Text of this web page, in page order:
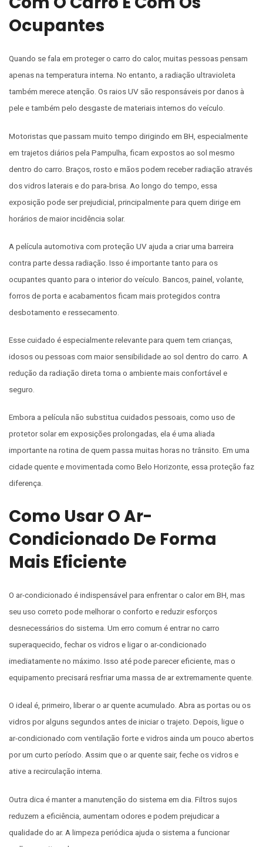
Ocupantes
Quando se fala em proteger o carro do calor, muitas pessoas pensam
apenas na temperatura interna. No entanto, a radiação ultravioleta
também merece atenção. Os raios UV são responsáveis por danos à
pele e também pelo desgaste de materiais internos do veículo.
Motoristas que passam muito tempo dirigindo em BH, especialmente
em trajetos diários pela Pampulha, ficam expostos ao sol mesmo
dentro do carro. Braços, rosto e mãos podem receber radiação através
dos vidros laterais e do para-brisa. Ao longo do tempo, essa
exposição pode ser prejudicial, principalmente para quem dirige em
horários de maior incidência solar.
A película automotiva com proteção UV ajuda a criar uma barreira
contra parte dessa radiação. Isso é importante tanto para os
ocupantes quanto para o interior do veículo. Bancos, painel, volante,
forros de porta e acabamentos ficam mais protegidos contra
desbotamento e ressecamento.
Esse cuidado é especialmente relevante para quem tem crianças,
idosos ou pessoas com maior sensibilidade ao sol dentro do carro. A
redução da radiação direta torna o ambiente mais confortável e
seguro.
Embora a película não substitua cuidados pessoais, como uso de
protetor solar em exposições prolongadas, ela é uma aliada
importante na rotina de quem passa muitas horas no trânsito. Em uma
cidade quente e movimentada como Belo Horizonte, essa proteção faz
diferença.
Como Usar O Ar-
Condicionado De Forma
Mais Eficiente
O ar-condicionado é indispensável para enfrentar o calor em BH, mas
seu uso correto pode melhorar o conforto e reduzir esforços
desnecessários do sistema. Um erro comum é entrar no carro
superaquecido, fechar os vidros e ligar o ar-condicionado
imediatamente no máximo. Isso até pode parecer eficiente, mas o
equipamento precisará resfriar uma massa de ar extremamente quente.
O ideal é, primeiro, liberar o ar quente acumulado. Abra as portas ou os
vidros por alguns segundos antes de iniciar o trajeto. Depois, ligue o
ar-condicionado com ventilação forte e vidros ainda um pouco abertos
por um curto período. Assim que o ar quente sair, feche os vidros e
ative a recirculação interna.
Outra dica é manter a manutenção do sistema em dia. Filtros sujos
reduzem a eficiência, aumentam odores e podem prejudicar a
qualidade do ar. A limpeza periódica ajuda o sistema a funcionar